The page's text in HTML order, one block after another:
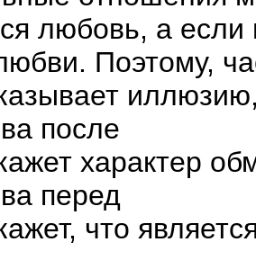
любовь, а если
Поэтому,
после
характер
перед
что